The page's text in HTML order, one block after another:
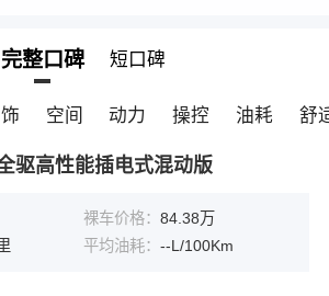
完整口碑 短口碑
空间 动力 操控 油耗 舒
驱高性能插电式混动版
裸车价格： 84.38万
平均油耗： --L/100Km